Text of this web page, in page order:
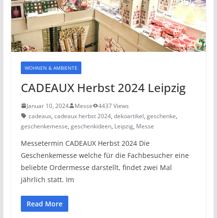
WOHNEN & AMBIENTE
CADEAUX Herbst 2024 Leipzig
Januar 10, 2024 Messe
4437 Views
cadeaux, cadeaux herbst 2024, dekoartikel, geschenke,
geschenkemesse, geschenkideen, Leipzig, Messe
Messetermin CADEAUX Herbst 2024 Die
Geschenkemesse welche für die Fachbesucher eine
beliebte Ordermesse darstellt, findet zwei Mal
jährlich statt. Im
Read More